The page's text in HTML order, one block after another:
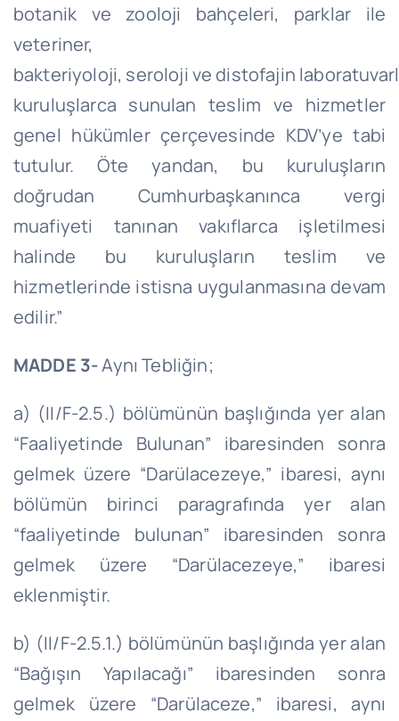
botanik ve zooloji bahçeleri, parklar ile
veteriner,
bakteriyoloji, seroloji vedistofajin
kuruluşlarca sunulan teslim ve hizmetler
genel hükümler çerçevesinde KDV’ye tabi
tutulur. Öte yandan, bu kuruluşların
doğrudan Cumhurbaşkanınca vergi
muafiyeti tanınan vakıflarca işletilmesi
halinde bu kuruluşların teslim ve
hizmetlerinde istisna uygulanmasına devam
edilir.”
MADDE 3-Aynı Tebliğin;
a) (II/F-2.5.) bölümünün başlığında yer alan
“Faaliyetinde Bulunan” ibaresinden sonra
gelmek üzere “Darülacezeye,” ibaresi, aynı
bölümün birinci paragrafında yer alan
“faaliyetinde bulunan” ibaresinden sonra
gelmek üzere “Darülacezeye,” ibaresi
eklenmiştir.
b) (II/F-2.5.1.) bölümünün başlığında yer alan
“Bağışın Yapılacağı” ibaresinden sonra
gelmek üzere “Darülaceze,” ibaresi, aynı